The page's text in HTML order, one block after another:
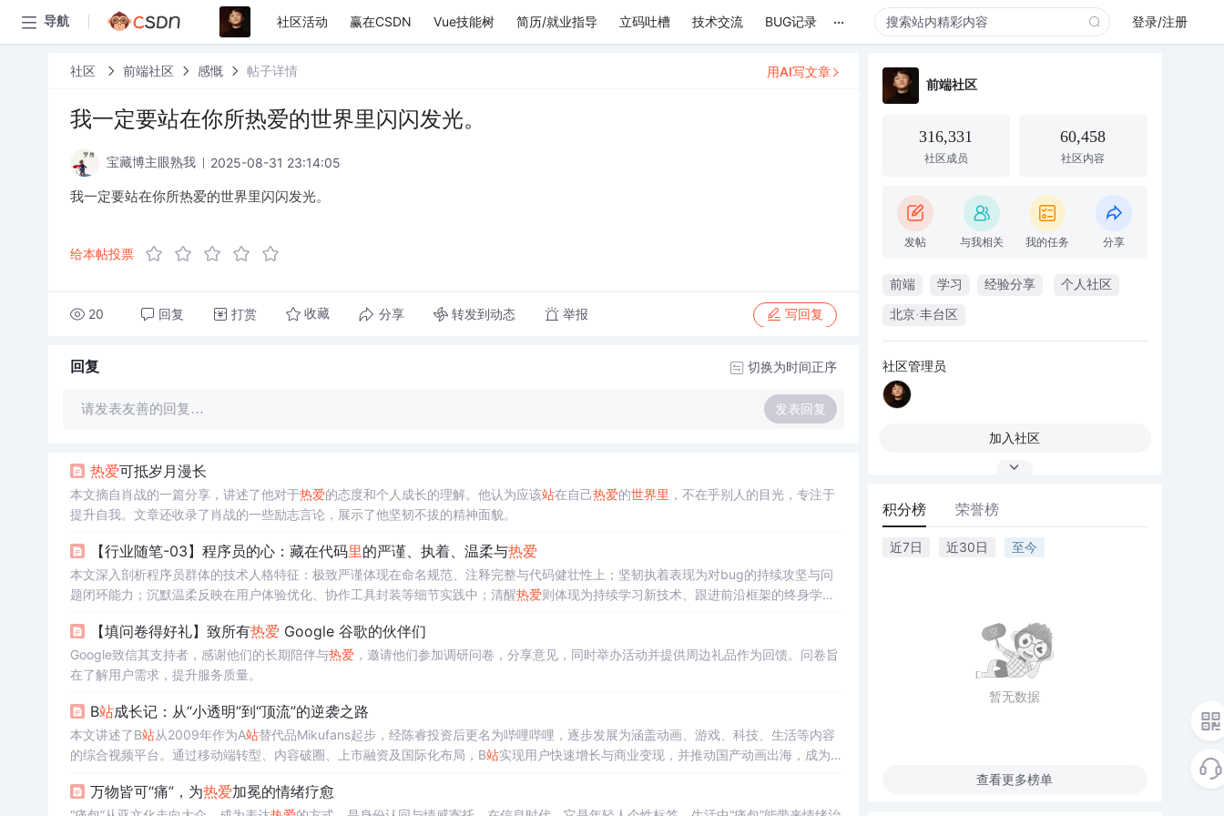
导航 社区活动 赢在CSDN Vue技能树 简历/就业指导 立码吐槽 技术交流 BUG记录 ... 登录/注册
社区 前端社区 感慨 帖子详情
我一定要站在你所热爱的世界里闪闪发光。
宝藏博主眼熟我 2025-08-31 23:14:05
我一定要站在你所热爱的世界里闪闪发光。
给本帖投票
20 回复 打赏 收藏 分享 转发到动态 举报 写回复
用AI写文章
回复 切换为时间正序
请发表友善的回复… 发表回复
热爱可抵岁月漫长
本文摘自肖战的一篇分享，讲述了他对于热爱的态度和个人成长的理解。他认为应该站在自己热爱的世界里 ，不在乎别人的目光，专注于
提升自我。文章还收录了肖战的一些励志言论，展示了他坚韧不拔的精神面貌。
【行业随笔-03】程序员的心：藏在代码里的严谨、执着、温柔与热爱
本文深入剖析程序员群体的技术人格特征：极致严谨体现在命名规范、注释完整与代码健壮性上；坚韧执着表现为对bug的持续攻坚与问
题闭环能力；沉默温柔反映在用户体验优化、协作工具封装等细节实践中；清醒热爱则体现为持续学习新技术、跟进前沿框架的终身学习
【填问卷得好礼】致所有热爱 Google 谷歌的伙伴们
Google致信其支持者，感谢他们的长期陪伴与热爱，邀请他们参加调研问卷，分享意见，同时举办活动并提供周边礼品作为回馈。问卷旨
在了解用户需求，提升服务质量。
B站成长记：从“小透明”到“顶流”的逆袭之路
本文讲述了B站从2009年作为A站替代品Mikufans起步，经陈睿投资后更名为哔哩哔哩，逐步发展为涵盖动画、游戏、科技、生活等内容
的综合视频平台。通过移动端转型、内容破圈、上市融资及国际化布局，B站实现用户快速增长与商业变现，并推动国产动画出海，成为中
万物皆可“痛”，为热爱加冕的情绪疗愈
前端社区
316,331
社区成员
60,458
社区内容
发帖 与我相关 我的任务 分享
前端 学习 经验分享 个人社区
北京·丰台区
社区管理员
加入社区
积分榜 荣誉榜
近7日 近30日 至今
暂无数据
查看更多榜单